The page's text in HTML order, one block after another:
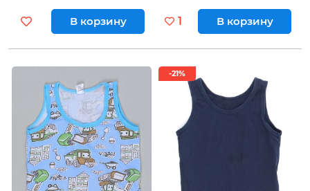
В корзину 1 В корзину
-21%